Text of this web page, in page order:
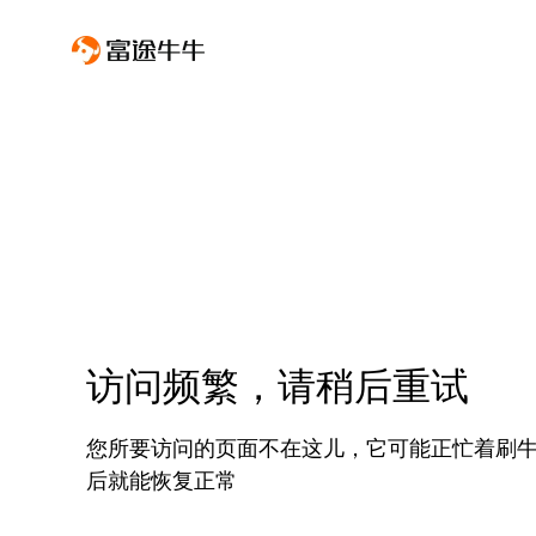
访问频繁，请稍后重试
您所要访问的页面不在这儿，它可能正忙着刷
后就能恢复正常